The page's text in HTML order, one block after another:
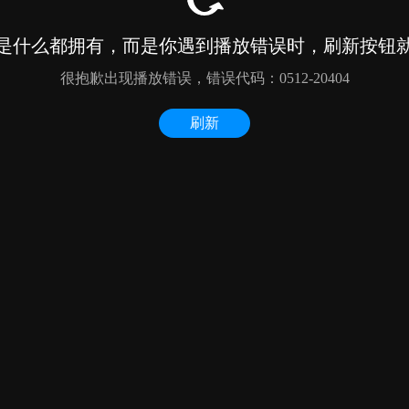
什么都拥有，而是你遇到播放错误时，刷新按钮
很抱歉出现播放错误，错误代码：0512-20404
刷新